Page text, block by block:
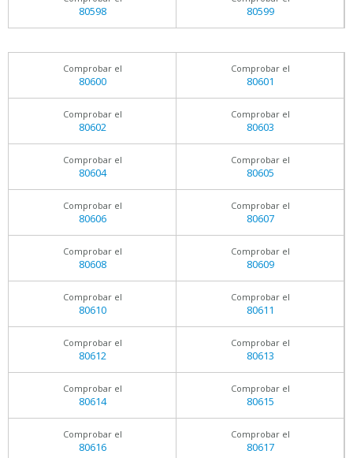
80598 80599
Comprobar el
80600
Comprobar el
80601
Comprobar el
80602
Comprobar el
80603
Comprobar el
80604
Comprobar el
80605
Comprobar el
80606
Comprobar el
80607
Comprobar el
80608
Comprobar el
80609
Comprobar el
80610
Comprobar el
80611
Comprobar el
80612
Comprobar el
80613
Comprobar el
80614
Comprobar el
80615
Comprobar el
80616
Comprobar el
80617